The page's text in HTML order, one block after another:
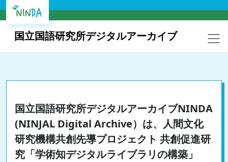
国立国語研究所デジタルアーカイブ
国立国語研究所デジタルアーカイブNINDA
(NINJAL Digital Archive）は、人間文化
研究機構共創先導プロジェクト 共創促進研
究「学術知デジタルライブラリの構築」